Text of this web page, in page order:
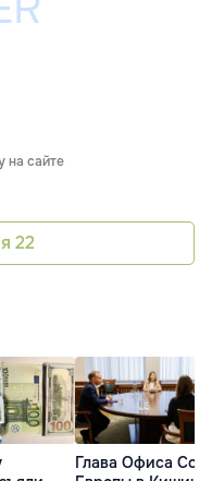
на сайте
22
Глава Офиса